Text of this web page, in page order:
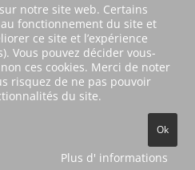
Mentions Légales
notre site web. Certains
fonctionnement du site et
ce site et l’expérience
Vous pouvez décider vous-
ces cookies. Merci de noter
risquez de ne pas pouvoir
du site.
Ok
Plus d' informations